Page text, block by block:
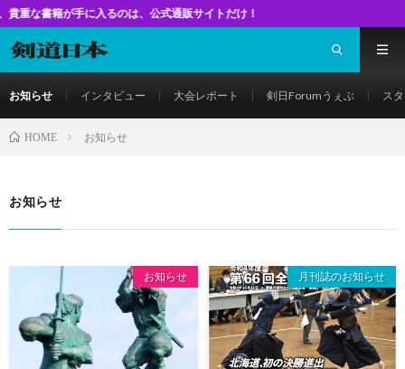
入るのは、公式通販サイトだけ！
お知らせ インタビュー 大会レポート 剣日Forumうぇぶ ス
HOME お知らせ
お知らせ
お知らせ 月刊誌のお知らせ